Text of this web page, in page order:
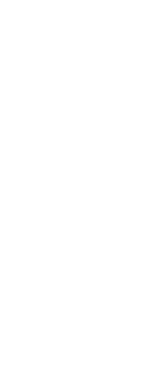
처를 제시해야 합니다: * 카